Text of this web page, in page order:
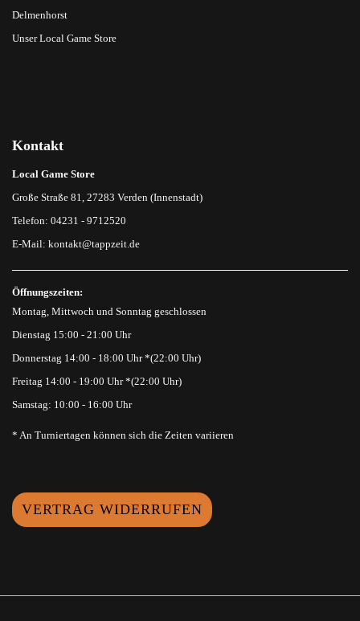
Delmenhorst
Unser Local Game Store
Kontakt
Local Game Store
Große Straße 81, 27283 Verden (Innenstadt)
Telefon: 04231 - 9712520
E-Mail: kontakt@tappzeit.de
Öffnungszeiten:
Montag, Mittwoch und Sonntag geschlossen
Dienstag 15:00 - 21:00 Uhr
Donnerstag 14:00 - 18:00 Uhr *(22:00 Uhr)
Freitag 14:00 - 19:00 Uhr *(22:00 Uhr)
Samstag: 10:00 - 16:00 Uhr
* An Turniertagen können sich die Zeiten variieren
VERTRAG WIDERRUFEN